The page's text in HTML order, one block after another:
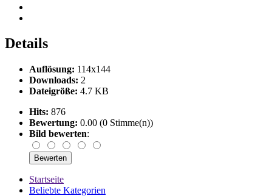
Details
Auflösung: 114x144
Downloads: 2
Dateigröße: 4.7 KB
Hits: 876
Bewertung: 0.00 (0 Stimme(n))
Bild bewerten:
Startseite
Beliebte Kategorien